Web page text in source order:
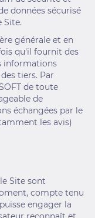
données sécurisé
Site.
générale et en
qu'il fournit des
informations
tiers. Par
de toute
de
échangées par le
les avis)
Site sont
compte tenu
engager la